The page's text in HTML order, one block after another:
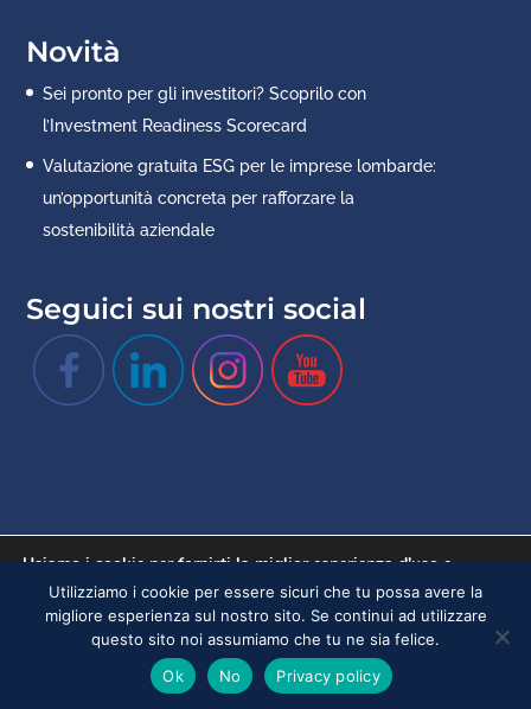
Novità
Sei pronto per gli investitori? Scoprilo con
l’Investment Readiness Scorecard
Valutazione gratuita ESG per le imprese lombarde:
un’opportunità concreta per rafforzare la
sostenibilità aziendale
Seguici sui nostri social
associazioni scientifiche e tecniche - piazzale R. Morandi 2, 20121
Milano (Mi) - C.F. 00916540156 - P.IVA 00916540156 | REA:1603930 -
fast@pec.cumail.it
Usiamo i cookie per fornirti la miglior esperienza d'uso e
navigazione sul nostro sito web. Puoi trovare altre informazioni
riguardo a quali cookie usiamo sul sito o disabilitarli nelle
impostazioni.
Rifiuta
Utilizziamo i cookie per essere sicuri che tu possa avere la
migliore esperienza sul nostro sito. Se continui ad utilizzare
questo sito noi assumiamo che tu ne sia felice.
Ok
No Privacy policy